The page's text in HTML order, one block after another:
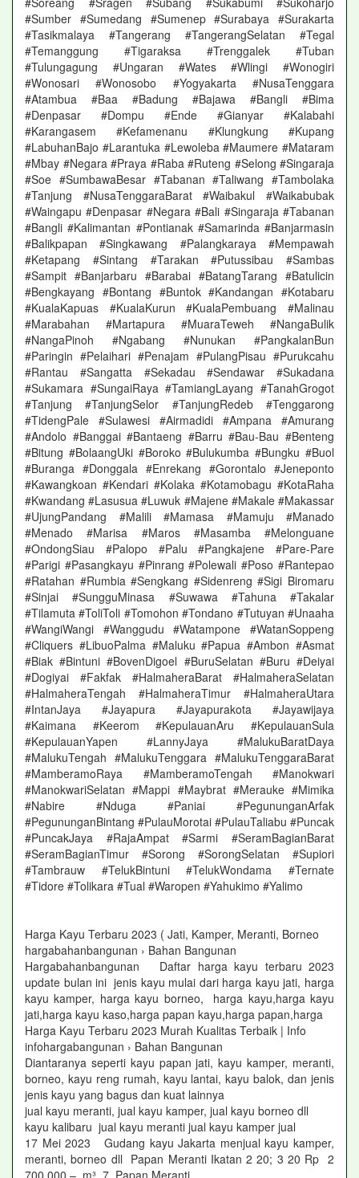
#Sumber #Sumedang #Sumenep #Surabaya #Surakarta
#Tasikmalaya #Tangerang #TangerangSelatan #Tegal
#Temanggung #Tigaraksa #Trenggalek #Tuban
#Tulungagung #Ungaran #Wates #Wlingi #Wonogiri
#Wonosari #Wonosobo #Yogyakarta #NusaTenggara
#Atambua #Baa #Badung #Bajawa #Bangli #Bima
#Denpasar #Dompu #Ende #Gianyar #Kalabahi
#Karangasem #Kefamenanu #Klungkung #Kupang
#LabuhanBajo #Larantuka #Lewoleba #Maumere #Mataram
#Mbay #Negara #Praya #Raba #Ruteng #Selong #Singaraja
#Soe #SumbawaBesar #Tabanan #Taliwang #Tambolaka
#Tanjung #NusaTenggaraBarat #Waibakul #Waikabubak
#Waingapu #Denpasar #Negara #Bali #Singaraja #Tabanan
#Bangli #Kalimantan #Pontianak #Samarinda #Banjarmasin
#Balikpapan #Singkawang #Palangkaraya #Mempawah
#Ketapang #Sintang #Tarakan #Putussibau #Sambas
#Sampit #Banjarbaru #Barabai #BatangTarang #Batulicin
#Bengkayang #Bontang #Buntok #Kandangan #Kotabaru
#KualaKapuas #KualaKurun #KualaPembuang #Malinau
#Marabahan #Martapura #MuaraTeweh #NangaBulik
#NangaPinoh #Ngabang #Nunukan #PangkalanBun
#Paringin #Pelaihari #Penajam #PulangPisau #Purukcahu
#Rantau #Sangatta #Sekadau #Sendawar #Sukadana
#Sukamara #SungaiRaya #TamiangLayang #TanahGrogot
#Tanjung #TanjungSelor #TanjungRedeb #Tenggarong
#TidengPale #Sulawesi #Airmadidi #Ampana #Amurang
#Andolo #Banggai #Bantaeng #Barru #Bau-Bau #Benteng
#Bitung #BolaangUki #Boroko #Bulukumba #Bungku #Buol
#Buranga #Donggala #Enrekang #Gorontalo #Jeneponto
#Kawangkoan #Kendari #Kolaka #Kotamobagu #KotaRaha
#Kwandang #Lasusua #Luwuk #Majene #Makale #Makassar
#UjungPandang #Malili #Mamasa #Mamuju #Manado
#Menado #Marisa #Maros #Masamba #Melonguane
#OndongSiau #Palopo #Palu #Pangkajene #Pare-Pare
#Parigi #Pasangkayu #Pinrang #Polewali #Poso #Rantepao
#Ratahan #Rumbia #Sengkang #Sidenreng #Sigi Biromaru
#Sinjai #SungguMinasa #Suwawa #Tahuna #Takalar
#Tilamuta #ToliToli #Tomohon #Tondano #Tutuyan #Unaaha
#WangiWangi #Wanggudu #Watampone #WatanSoppeng
#Cliquers #LibuoPalma #Maluku #Papua #Ambon #Asmat
#Biak #Bintuni #BovenDigoel #BuruSelatan #Buru #Deiyai
#Dogiyai #Fakfak #HalmaheraBarat #HalmaheraSelatan
#HalmaheraTengah #HalmaheraTimur #HalmaheraUtara
#IntanJaya #Jayapura #Jayapurakota #Jayawijaya
#Kaimana #Keerom #KepulauanAru #KepulauanSula
#KepulauanYapen #LannyJaya #MalukuBaratDaya
#MalukuTengah #MalukuTenggara #MalukuTenggaraBarat
#MamberamoRaya #MamberamoTengah #Manokwari
#ManokwariSelatan #Mappi #Maybrat #Merauke #Mimika
#Nabire #Nduga #Paniai #PegununganArfak
#PegununganBintang #PulauMorotai #PulauTaliabu #Puncak
#PuncakJaya #RajaAmpat #Sarmi #SeramBagianBarat
#SeramBagianTimur #Sorong #SorongSelatan #Supiori
#Tambrauw #TelukBintuni #TelukWondama #Ternate
#Tidore #Tolikara #Tual #Waropen #Yahukimo #Yalimo
Harga Kayu Terbaru 2023 ( Jati, Kamper, Meranti, Borneo
hargabahanbangunan › Bahan Bangunan
Hargabahanbangunan Daftar harga kayu terbaru 2023
update bulan ini jenis kayu mulai dari harga kayu jati, harga
kayu kamper, harga kayu borneo, harga kayu,harga kayu
jati,harga kayu kaso,harga papan kayu,harga papan,harga
Harga Kayu Terbaru 2023 Murah Kualitas Terbaik | Info
infohargabangunan › Bahan Bangunan
Diantaranya seperti kayu papan jati, kayu kamper, meranti,
borneo, kayu reng rumah, kayu lantai, kayu balok, dan jenis
jenis kayu yang bagus dan kuat lainnya
jual kayu meranti, jual kayu kamper, jual kayu borneo dll
kayu kalibaru jual kayu meranti jual kayu kamper jual
17 Mei 2023 Gudang kayu Jakarta menjual kayu kamper,
meranti, borneo dll Papan Meranti Ikatan 2 20; 3 20 Rp 2
700 000,– m³ 7 Papan Meranti